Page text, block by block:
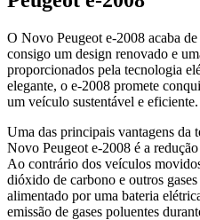
O Novo Peugeot e-2008 acaba
consigo um design renovado e
proporcionados pela tecnologia
elegante, o e-2008 promete
um veículo sustentável e eficiente.
Uma das principais vantagens da
Novo Peugeot e-2008 é a
Ao contrário dos veículos
dióxido de carbono e outros
alimentado por uma bateria
emissão de gases poluentes